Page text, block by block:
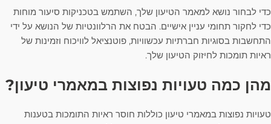
כדי לבחור נושא למאמר הטיעון שלך, השתמש בטכניקות סיעור מוחות
כדי לחקור תחומי עניין אישיים. הבטח את הרלוונטיות של הנושא על ידי
התחשבות בסוגיות חברתיות עכשוויות, פוטנציאל לוויכוח וזמינות של
ראיות תומכות לחיזוק הטיעון שלך.
מהן כמה טעויות נפוצות במאמרי טיעון?
טעויות נפוצות במאמרי טיעון כוללות חוסר ראיות התומכות בטענות